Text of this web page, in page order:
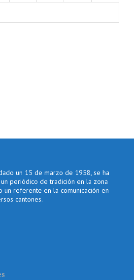
un 15 de marzo de 1958, se ha
periódico de tradición en la zona
un referente en la comunicación en
cantones.